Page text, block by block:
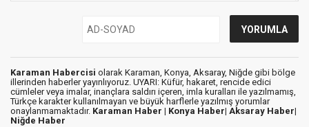
Karaman Habercisi olarak Karaman, Konya, Aksaray, Niğde gibi bölge
illerinden haberler yayınlıyoruz. UYARI: Küfür, hakaret, rencide edici
cümleler veya imalar, inançlara saldırı içeren, imla kuralları ile yazılmamış,
Türkçe karakter kullanılmayan ve büyük harflerle yazılmış yorumlar
onaylanmamaktadır. Karaman Haber | Konya Haber| Aksaray Haber|
Niğde Haber